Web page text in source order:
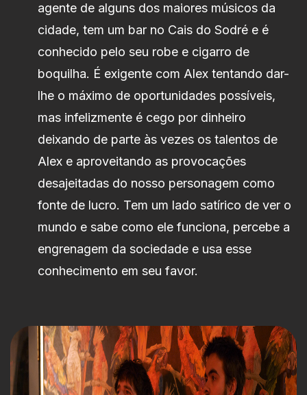
agente de alguns dos maiores músicos da
cidade, tem um bar no Cais do Sodré e é
conhecido pelo seu robe e cigarro de
boquilha. É exigente com Alex tentando dar-
lhe o máximo de oportunidades possíveis,
mas infelizmente é cego por dinheiro
deixando de parte às vezes os talentos de
Alex e aproveitando as provocações
desajeitadas do nosso personagem como
fonte de lucro. Tem um lado satírico de ver o
mundo e sabe como ele funciona, percebe a
engrenagem da sociedade e usa esse
conhecimento em seu favor.